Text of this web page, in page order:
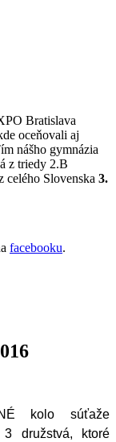
Bratislava
oceňovali aj
nášho gymnázia
z triedy 2.B
celého Slovenska 3.
facebooku.
kolo súťaže
3 družstvá, ktoré